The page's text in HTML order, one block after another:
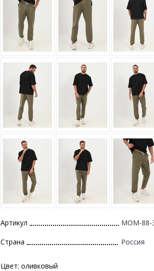
Артикул MOM-88-
Страна Россия
Цвет: оливковый